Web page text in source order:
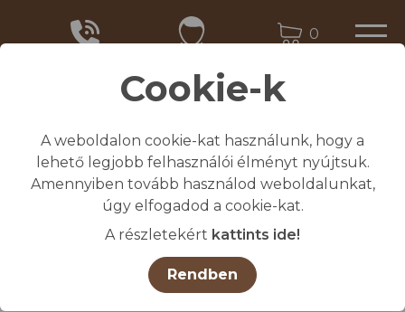
0
Kezdőlap
Összes termék
Állatjelölő spray RAIDEX sárga 400 ml
Cookie-k
A weboldalon cookie-kat használunk, hogy a
lehető legjobb felhasználói élményt nyújtsuk.
Amennyiben tovább használod weboldalunkat,
úgy elfogadod a cookie-kat.
A részletekért kattints ide!
Rendben